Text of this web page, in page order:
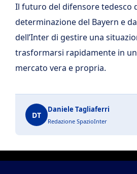
Il futuro del difensore tedesco
determinazione del Bayern e
dell’Inter di gestire una
trasformarsi rapidamente in
mercato vera e propria.
DT
Daniele Tagliaferri
Redazione SpazioInter